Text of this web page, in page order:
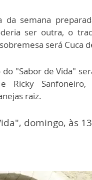
da semana
ser outra, o
será Cuca
do "Sabor de Vida"
Ricky Sanfoneiro,
raiz.
domingo, às